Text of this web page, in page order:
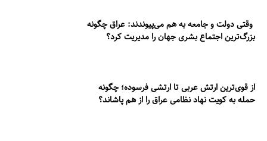
وقتی دولت و جامعه به هم می‌پیوندند: عراق چگونه
بزرگ‌ترین اجتماع بشری جهان را مدیریت کرد؟
از قوی‌ترین ارتش عربی تا ارتشی فرسوده؛ چگونه
حمله به کویت نهاد نظامی عراق را از هم پاشاند؟